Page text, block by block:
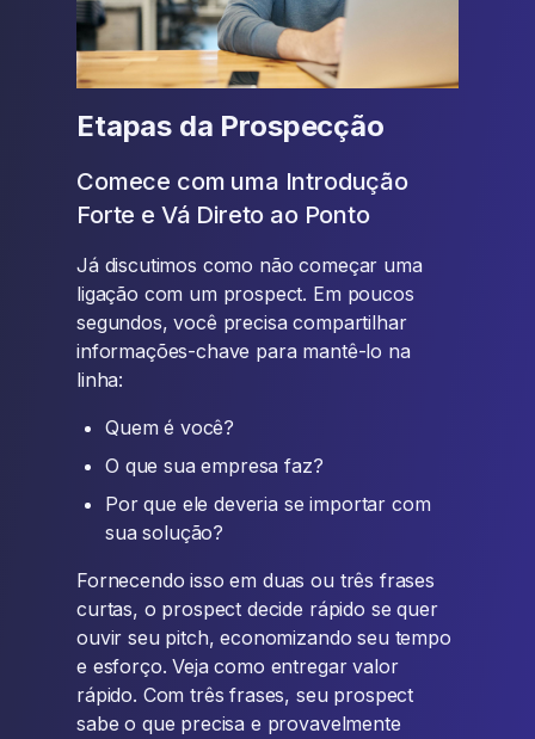
Etapas da Prospecção
Comece com uma Introdução
Forte e Vá Direto ao Ponto
Já discutimos como não começar uma
ligação com um prospect. Em poucos
segundos, você precisa compartilhar
informações-chave para mantê-lo na
linha:
Quem é você?
O que sua empresa faz?
Por que ele deveria se importar com
sua solução?
Fornecendo isso em duas ou três frases
curtas, o prospect decide rápido se quer
ouvir seu pitch, economizando seu tempo
e esforço. Veja como entregar valor
rápido. Com três frases, seu prospect
sabe o que precisa e provavelmente